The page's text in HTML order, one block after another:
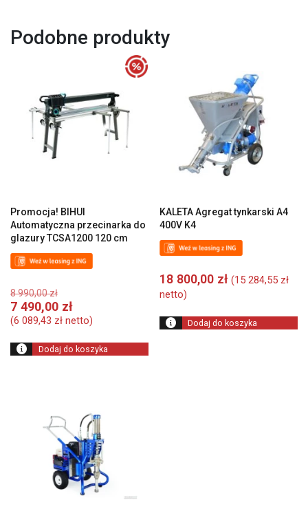
Podobne produkty
Promocja! BIHUI
Automatyczna przecinarka do
glazury TCSA1200 120 cm
8 990,00złPierwotna
cena
wynosiła:
990,00 zł.
7 490,00 zł
cena
wynosi:
7
490,00 zł.
(6 089,43 zł netto)
Dodaj do koszyka
KALETA Agregat tynkarski A4
400V K4
18 800,00 zł (15 284,55 zł
netto)
Dodaj do koszyka